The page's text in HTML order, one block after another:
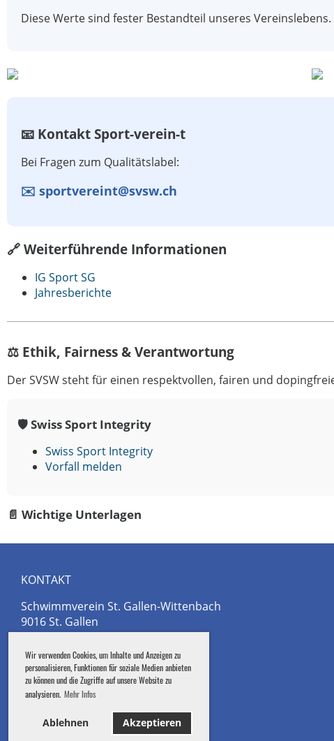
Wir verwenden Cookies, um Inhalte und Anzeigen zu
personalisieren, Funktionen für soziale Medien anbieten
zu können und die Zugriffe auf unsere Website zu
analysieren. Mehr Infos
Ablehnen Akzeptieren
Diese Werte sind fester Bestandteil unseres Vereinslebens.
📧 Kontakt Sport-verein-t
Bei Fragen zum Qualitätslabel:
✉️ sportvereint@svsw.ch
🔗 Weiterführende Informationen
IG Sport SG
Jahresberichte
⚖️ Ethik, Fairness & Verantwortung
Der SVSW steht für einen respektvollen, fairen und
🛡️ Swiss Sport Integrity
Swiss Sport Integrity
Vorfall melden
📄 Wichtige Unterlagen
KONTAKT
Schwimmverein St. Gallen-Wittenbach
9016 St. Gallen
E-MAIL
Sekretariat
Schwimmschule
Schwimmsport